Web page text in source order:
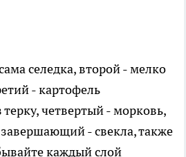
селедка, второй - мелко
- картофель
четвертый - морковь,
- свекла, также
каждый слой